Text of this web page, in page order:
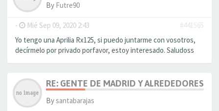
By Futre90
- Mié Sep 09, 2020 2:43
#441565
Yo tengo una Aprilia Rx125, si puedo juntarme con vosotros,
decírmelo por privado porfavor, estoy interesado. Saludoss
RE: GENTE DE MADRID Y ALREDEDORES
Bysantabarajas